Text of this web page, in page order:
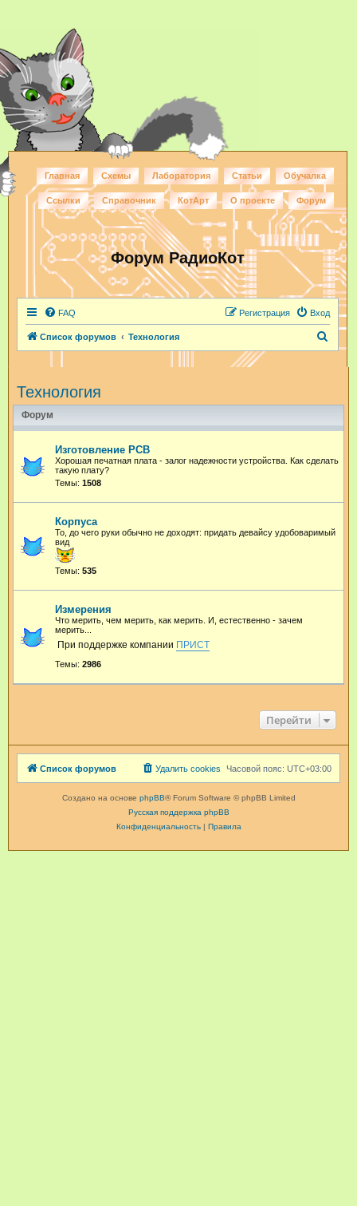
Главная Схемы Лаборатория Статьи Обучалка
Ссылки Справочник КотАрт О проекте Форум
Форум РадиоКот
FAQ Вход
Регистрация
Список форумов Технология
Технология
Форум
Изготовление PCB
Хорошая печатная плата - залог надежности устройства. Как сделать
такую плату?
Темы: 1508
Корпуса
То, до чего руки обычно не доходят: придать девайсу удобоваримый
вид
Темы: 535
Измерения
Что мерить, чем мерить, как мерить. И, естественно - зачем
мерить...
При поддержке компании ПРИСТ
Темы: 2986
Перейти
Список форумов Часовой пояс: UTC+03:00
Удалить cookies
Создано на основе phpBB® Forum Software © phpBB Limited
Русская поддержка phpBB
Конфиденциальность| Правила